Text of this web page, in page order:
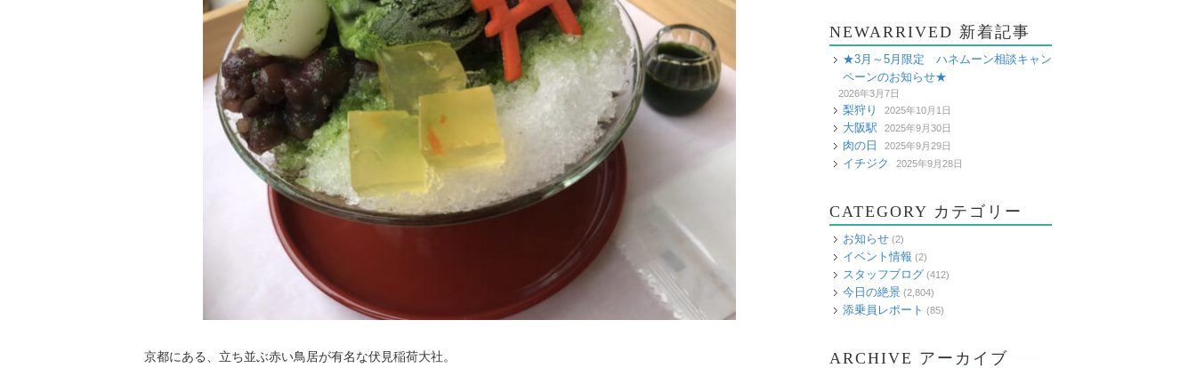
京都にある、立ち並ぶ赤い鳥居が有名な伏見稲荷大社。
NEWARRIVED 新着記事
★3月～5月限定 ハネムーン相談キャン
ペーンのお知らせ★
2026年3月7日
梨狩り 2025年10月1日
大阪駅 2025年9月30日
肉の日 2025年9月29日
イチジク 2025年9月28日
CATEGORY カテゴリー
お知らせ (2)
イベント情報 (2)
スタッフブログ (412)
今日の絶景 (2,804)
添乗員レポート (85)
ARCHIVE アーカイブ